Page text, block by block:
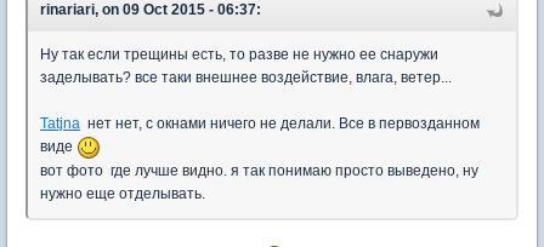
rinariari, on 09 Oct 2015 - 06:37:
Ну так если трещины есть, то разве не нужно ее снаружи
заделывать? все таки внешнее воздействие, влага, ветер...
Tatjna нет нет, с окнами ничего не делали. Все в первозданном
виде
вот фото где лучше видно. я так понимаю просто выведено, ну
нужно еще отделывать.